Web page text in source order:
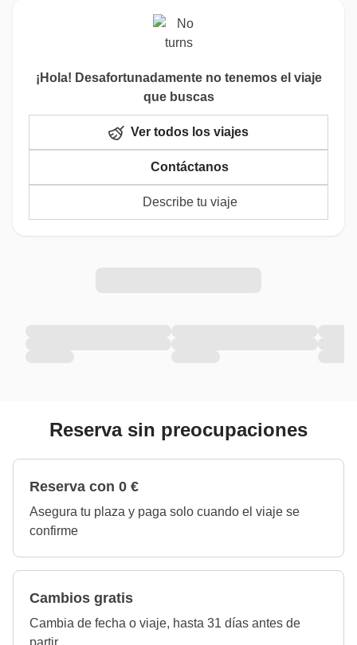
¡Hola! Desafortunadamente no tenemos el viaje
que buscas
Ver todos los viajes
Contáctanos
Describe tu viaje
Reserva sin preocupaciones
Reserva con 0 €
Asegura tu plaza y paga solo cuando el viaje se
confirme
Cambios gratis
Cambia de fecha o viaje, hasta 31 días antes de
partir